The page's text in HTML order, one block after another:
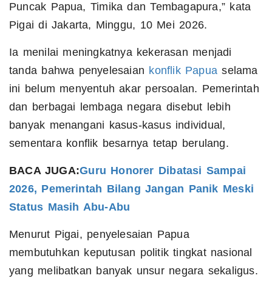
Puncak Papua, Timika dan Tembagapura,” kata
Pigai di Jakarta, Minggu, 10 Mei 2026.
Ia menilai meningkatnya kekerasan menjadi
tanda bahwa penyelesaian konflik Papua selama
ini belum menyentuh akar persoalan. Pemerintah
dan berbagai lembaga negara disebut lebih
banyak menangani kasus-kasus individual,
sementara konflik besarnya tetap berulang.
BACA JUGA:Guru Honorer Dibatasi Sampai
2026, Pemerintah Bilang Jangan Panik Meski
Status Masih Abu-Abu
Menurut Pigai, penyelesaian Papua
membutuhkan keputusan politik tingkat nasional
yang melibatkan banyak unsur negara sekaligus.